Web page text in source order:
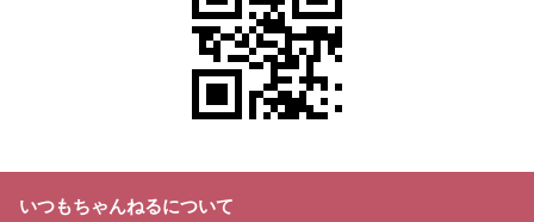
いつもちゃんねるについて